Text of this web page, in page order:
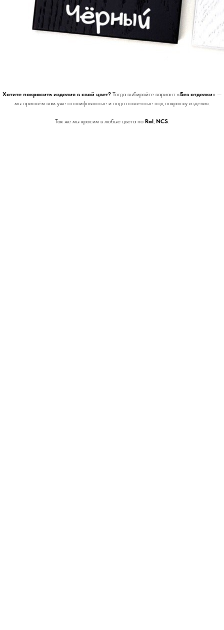
Хотите покрасить изделия в свой цвет? Тогда выбирайте вариант «Без отделки» —
мы пришлём вам уже отшлифованные и подготовленные под покраску изделия.
Так же мы красим в любые цвета по Ral, NCS.